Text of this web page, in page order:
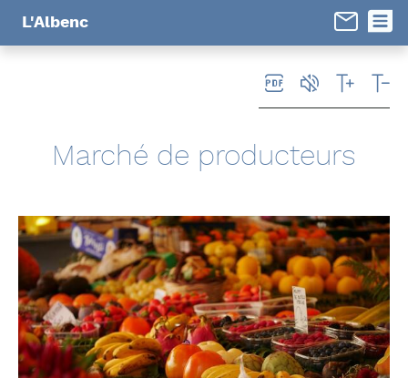
L'Albenc
Marché de producteurs